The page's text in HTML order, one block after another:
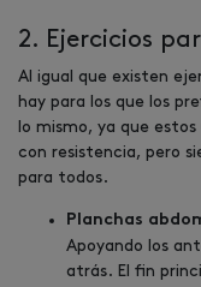
2. Ejercicios
Al igual que existen
hay para los que los
lo mismo, ya que
con resistencia, pero
para todos.
Planchas
Apoyando los
atrás. El fin